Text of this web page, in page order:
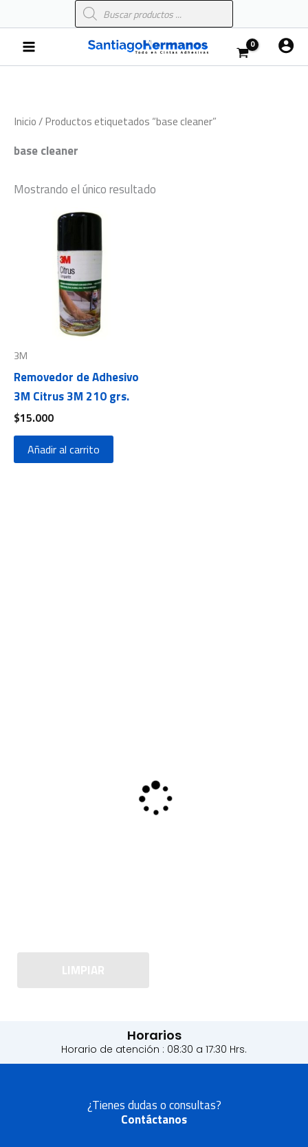
al
contenido
Búsqueda
de
Main
Menu
LIMPIAR
Inicio/ Productos etiquetados “base cleaner”
base cleaner
Mostrando el único resultado
3M
Removedor de Adhesivo
3M Citrus 3M 210 grs.
$15.000
Añadir al carrito
Horarios
Horario de atención : 08:30 a 17:30 Hrs.
¿Tienes dudas o consultas?
Contáctanos